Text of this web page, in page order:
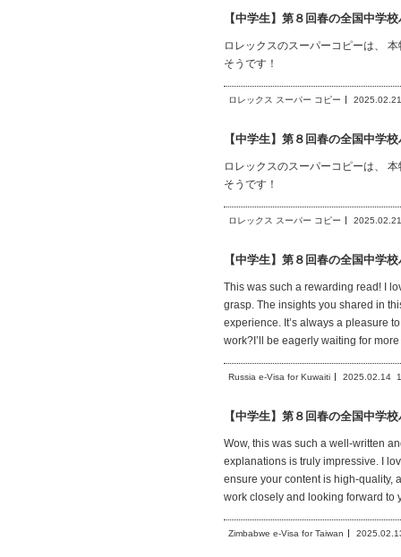
【中学生】第８回春の全国中学
ロレックスのスーパーコピーは、
そうです！
ロレックス スーパー コピー 2025.02.21
【中学生】第８回春の全国中学
ロレックスのスーパーコピーは、
そうです！
ロレックス スーパー コピー 2025.02.21
【中学生】第８回春の全国中学
This was such a rewarding read! I
grasp. The insights you shared in
experience. It’s always a pleasure
work?I’ll be eagerly waiting for
Russia e-Visa for Kuwaiti 2025.02.14
【中学生】第８回春の全国中学
Wow, this was such a well-written
explanations is truly impressive. I
ensure your content is high-quality,
work closely and looking forward to
Zimbabwe e-Visa for Taiwan